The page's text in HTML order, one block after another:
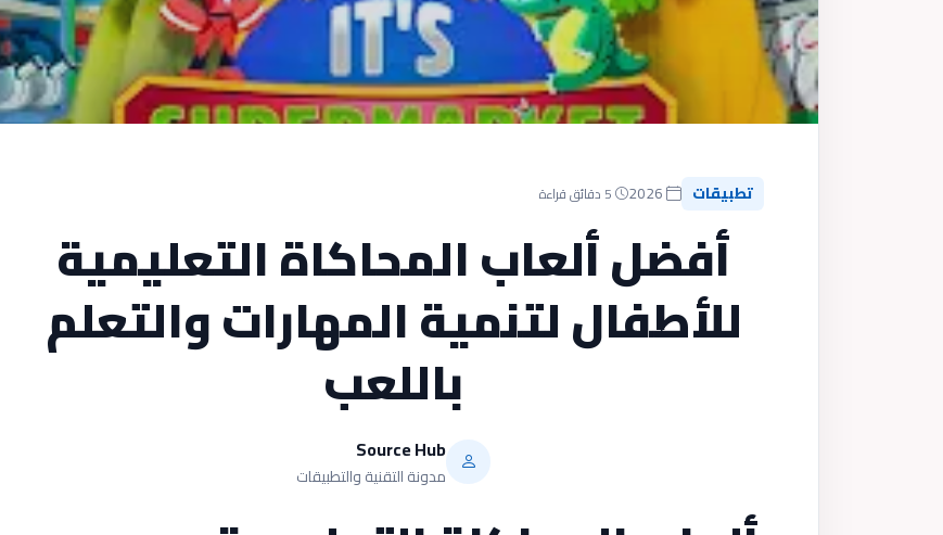
تطبيقات
أفضل ألعاب المحاكاة التعليمية
للأطفال لتنمية المهارات والتعلم
باللعب
Source Hub
مدونة التقنية والتطبيقات